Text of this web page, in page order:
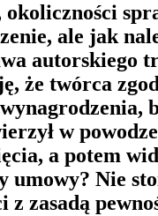
okoliczności
ale jak
autorskiego
że twórca
w
a potem
umowy? Nie
z zasadą